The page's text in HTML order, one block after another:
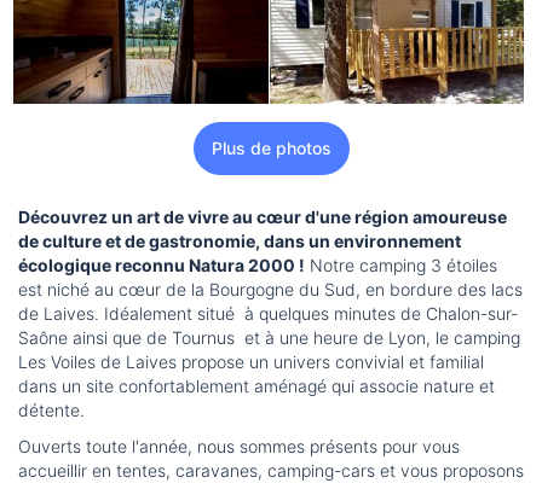
Plus de photos
Découvrez un art de vivre au cœur d'une région amoureuse
de culture et de gastronomie, dans un environnement
écologique reconnu Natura 2000 ! Notre camping 3 étoiles
est niché au cœur de la Bourgogne du Sud, en bordure des lacs
de Laives. Idéalement situé à quelques minutes de Chalon-sur-
Saône ainsi que de Tournus et à une heure de Lyon, le camping
Les Voiles de Laives propose un univers convivial et familial
dans un site confortablement aménagé qui associe nature et
détente.
Ouverts toute l'année, nous sommes présents pour vous
accueillir en tentes, caravanes, camping-cars et vous proposons